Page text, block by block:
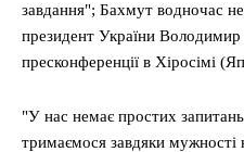
завдання"; Бахмут водночас
президент України Володимир
пресконференції в Хіросімі
"У нас немає простих
тримаємося завдяки